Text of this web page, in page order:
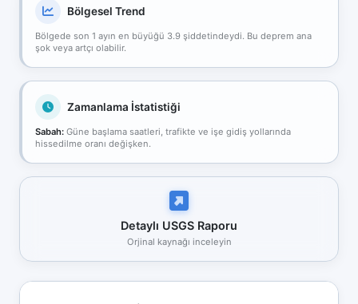
Bölgesel Trend
Bölgede son 1 ayın en büyüğü 3.9 şiddetindeydi. Bu deprem ana
şok veya artçı olabilir.
Zamanlama İstatistiği
Sabah: Güne başlama saatleri, trafikte ve işe gidiş yollarında
hissedilme oranı değişken.
Detaylı USGS Raporu
Orjinal kaynağı inceleyin